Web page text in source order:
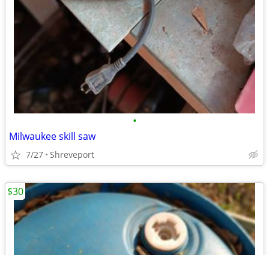
•
Milwaukee skill saw
7/27 Shreveport
$30